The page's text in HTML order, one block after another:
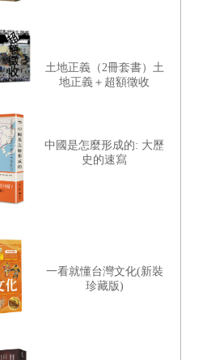
土地正義（2冊套書）土
地正義＋超額徵收
中國是怎麼形成的: 大歷
史的速寫
一看就懂台灣文化(新裝
珍藏版)